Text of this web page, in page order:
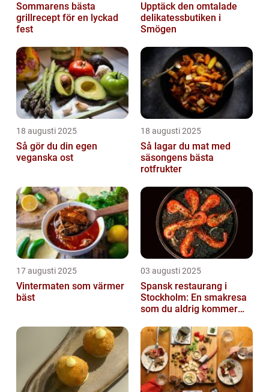
Sommarens bästa
grillrecept för en lyckad
fest
Upptäck den omtalade
delikatessbutiken i
Smögen
18 augusti 2025
Så gör du din egen
veganska ost
18 augusti 2025
Så lagar du mat med
säsongens bästa
rotfrukter
17 augusti 2025
Vintermaten som värmer
bäst
03 augusti 2025
Spansk restaurang i
Stockholm: En smakresa
som du aldrig kommer